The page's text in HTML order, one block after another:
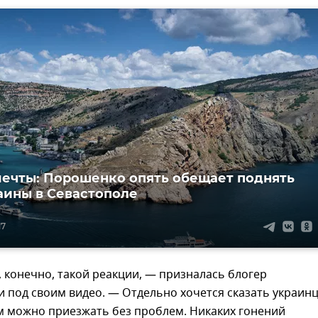
Порошенко опять обещает поднять
в Севастополе
такой реакции, — призналась блогер
под своим видео. — Отдельно хочется сказать
можно приезжать без проблем. Никаких гонений